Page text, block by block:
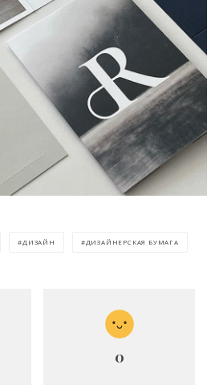
ДИЗАЙН ДИЗАЙНЕРСКАЯ БУМАГА
0